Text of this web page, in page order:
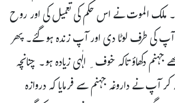
الموت نے اس حکم کی تعمیل کی اور روح
طرف لوٹا دی اور آپ زندہ ہو گئے۔ پھر
دکھاؤ تاکہ خوف ِ الٰہی زیادہ ہو۔ چنانچہ
کر آپ نے داروغہ جہنم سے فرمایا کہ دروازہ